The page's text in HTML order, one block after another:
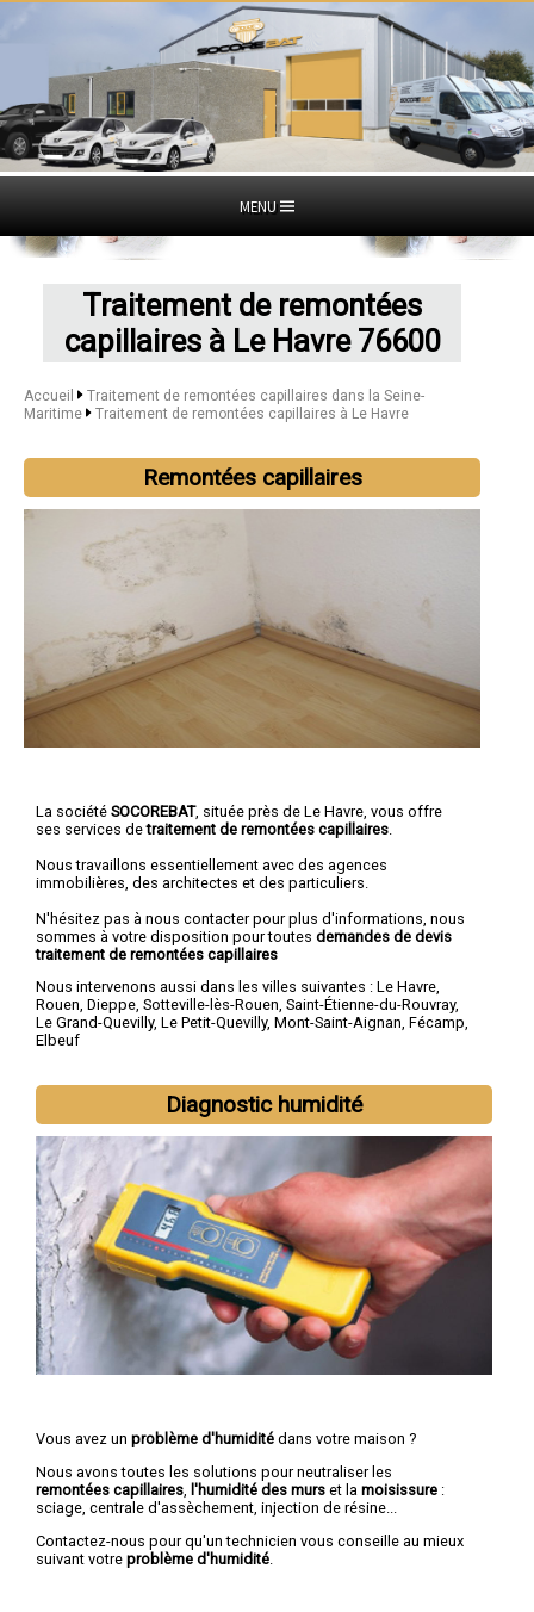
MENU
Traitement de remontées
capillaires à Le Havre 76600
Accueil
Traitement de remontées capillaires dans la Seine-
Maritime
Traitement de remontées capillaires à Le Havre
Remontées capillaires
La société SOCOREBAT, située près de Le Havre, vous offre
ses services detraitement de remontées capillaires
Nous travaillons essentiellement avec des agences
immobilières, des architectes et des particuliers.
N'hésitez pas à nous contacter pour plus d'informations, nous
sommes à votre disposition pour toutes demandes de devis
traitement de remontées capillaires
Nous intervenons aussi dans les villes suivantes : Le Havre,
Rouen, Dieppe, Sotteville-lès-Rouen, Saint-Étienne-du-Rouvray,
Le Grand-Quevilly, Le Petit-Quevilly, Mont-Saint-Aignan, Fécamp,
Elbeuf
Diagnostic humidité
Vous avez un problème d'humidité dans votre maison ?
Nous avons toutes les solutions pour neutraliser les
remontées capillaires l'humidité des murs et la moisissure :
sciage, centrale d'assèchement, injection de résine...
Contactez-nous pour qu'un technicien vous conseille au mieux
suivant votre problème d'humidité